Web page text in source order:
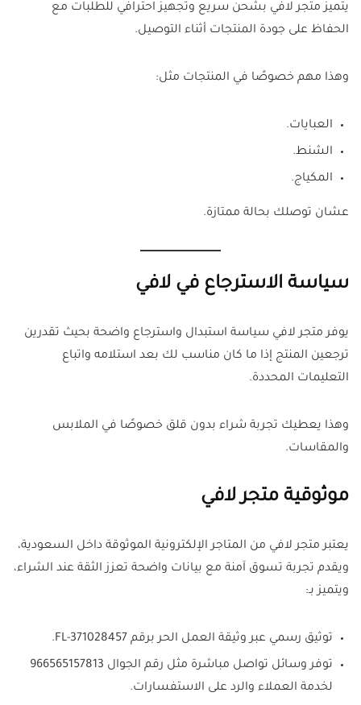
يتميز متجر لافي بشحن سريع وتجهيز احترافي للطلبات مع
الحفاظ على جودة المنتجات أثناء التوصيل.
وهذا مهم خصوصًا في المنتجات مثل:
العبايات.
الشنط.
المكياج.
عشان توصلك بحالة ممتازة.
سياسة الاسترجاع في لافي
يوفر متجر لافي سياسة استبدال واسترجاع واضحة بحيث تقدرين
ترجعين المنتج إذا ما كان مناسب لك بعد استلامه واتباع
التعليمات المحددة.
وهذا يعطيك تجربة شراء بدون قلق خصوصًا في الملابس
والمقاسات.
موثوقية متجر لافي
يعتبر متجر لافي من المتاجر الإلكترونية الموثوقة داخل السعودية،
ويقدم تجربة تسوق آمنة مع بيانات واضحة تعزز الثقة عند الشراء،
ويتميز بـ:
توثيق رسمي عبر وثيقة العمل الحر برقم FL-371028457.
توفر وسائل تواصل مباشرة مثل رقم الجوال 966565157813
لخدمة العملاء والرد على الاستفسارات.